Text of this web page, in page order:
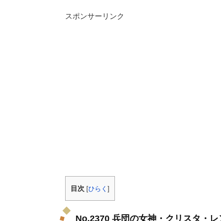
スポンサーリンク
目次 [ひらく ]
No.2370 兵団の女神・クリスタ・レ